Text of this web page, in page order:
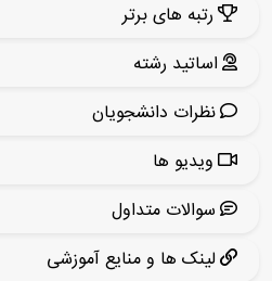
رتبه های برتر
اساتید رشته
نظرات دانشجویان
ویدیو ها
سوالات متداول
لینک ها و منایع آموزشی